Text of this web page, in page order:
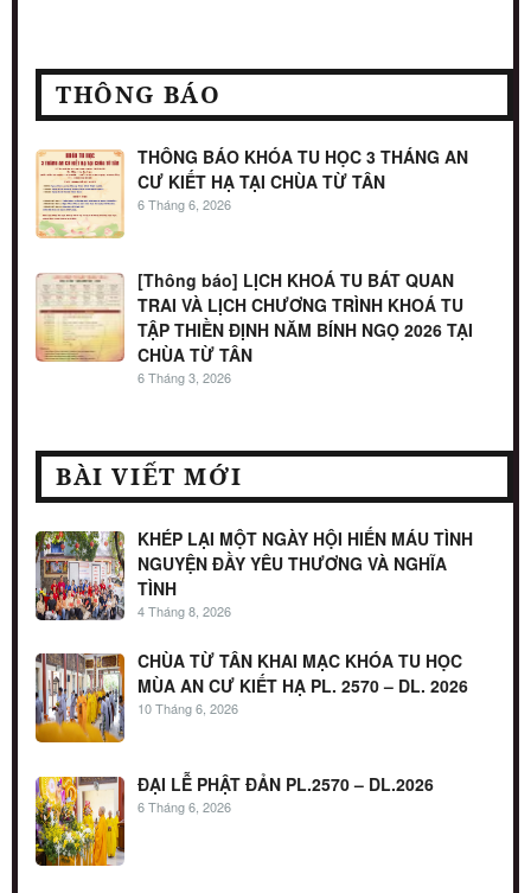
THÔNG BÁO
THÔNG BÁO KHÓA TU HỌC 3 THÁNG AN
CƯ KIẾT HẠ TẠI CHÙA TỪ TÂN
6 Tháng 6, 2026
[Thông báo] LỊCH KHOÁ TU BÁT QUAN
TRAI VÀ LỊCH CHƯƠNG TRÌNH KHOÁ TU
TẬP THIỀN ĐỊNH NĂM BÍNH NGỌ 2026 TẠI
CHÙA TỪ TÂN
6 Tháng 3, 2026
BÀI VIẾT MỚI
KHÉP LẠI MỘT NGÀY HỘI HIẾN MÁU TÌNH
NGUYỆN ĐẦY YÊU THƯƠNG VÀ NGHĨA
TÌNH
4 Tháng 8, 2026
CHÙA TỪ TÂN KHAI MẠC KHÓA TU HỌC
MÙA AN CƯ KIẾT HẠ PL. 2570 – DL. 2026
10 Tháng 6, 2026
ĐẠI LỄ PHẬT ĐẢN PL.2570 – DL.2026
6 Tháng 6, 2026